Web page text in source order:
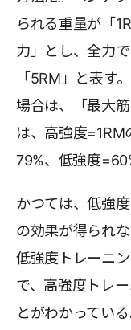
られる重量が「
力」とし、全力
「5RM」と表す
場合は、「最大
は、高強度
79%、低強度
かつては、低強
の効果が得られ
低強度トレーニ
で、高強度トレ
とがわかってい